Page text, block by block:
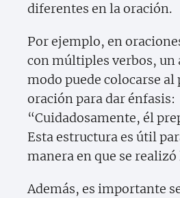
diferentes en la oración.
Por ejemplo, en
con múltiples verbos, un
modo puede colocarse
oración para dar énfasis:
“Cuidadosamente, él
Esta estructura es útil
manera en que se realizó
Además, es importante